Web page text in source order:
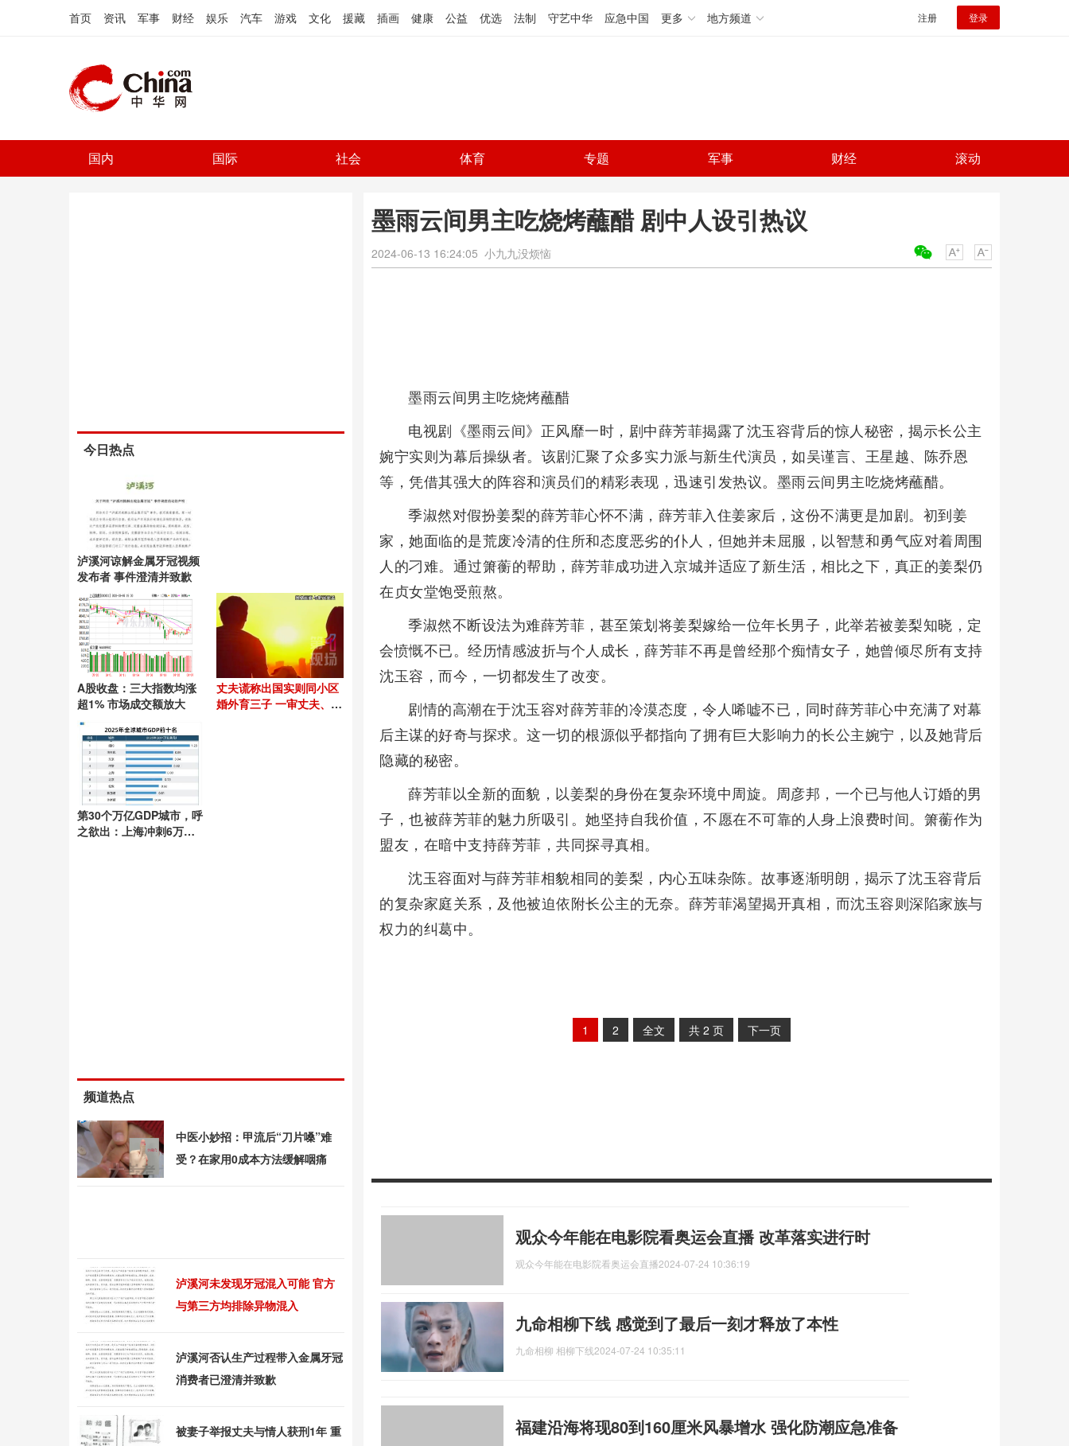
首页 资讯 军事 财经 娱乐 汽车 游戏 文化 援藏 插画 健康 公益 优选 法制 守艺中华 应急中国 更多 地方频道 注册 登录
国内 国际 社会 体育 专题 军事 财经 滚动
墨雨云间男主吃烧烤蘸醋 剧中人设引热议
2024-06-13 16:24:05 小九九没烦恼
墨雨云间男主吃烧烤蘸醋
电视剧《墨雨云间》正风靡一时，剧中薛芳菲揭露了沈玉容背后的惊人秘密，揭示长公主
婉宁实则为幕后操纵者。该剧汇聚了众多实力派与新生代演员，如吴谨言、王星越、陈乔恩
等，凭借其强大的阵容和演员们的精彩表现，迅速引发热议。墨雨云间男主吃烧烤蘸醋。
季淑然对假扮姜梨的薛芳菲心怀不满，薛芳菲入住姜家后，这份不满更是加剧。初到姜
家，她面临的是荒废冷清的住所和态度恶劣的仆人，但她并未屈服，以智慧和勇气应对着周围
人的刁难。通过箫蘅的帮助，薛芳菲成功进入京城并适应了新生活，相比之下，真正的姜梨仍
在贞女堂饱受煎熬。
季淑然不断设法为难薛芳菲，甚至策划将姜梨嫁给一位年长男子，此举若被姜梨知晓，定
会愤慨不已。经历情感波折与个人成长，薛芳菲不再是曾经那个痴情女子，她曾倾尽所有支持
沈玉容，而今，一切都发生了改变。
剧情的高潮在于沈玉容对薛芳菲的冷漠态度，令人唏嘘不已，同时薛芳菲心中充满了对幕
后主谋的好奇与探求。这一切的根源似乎都指向了拥有巨大影响力的长公主婉宁，以及她背后
隐藏的秘密。
薛芳菲以全新的面貌，以姜梨的身份在复杂环境中周旋。周彦邦，一个已与他人订婚的男
子，也被薛芳菲的魅力所吸引。她坚持自我价值，不愿在不可靠的人身上浪费时间。箫蘅作为
盟友，在暗中支持薛芳菲，共同探寻真相。
沈玉容面对与薛芳菲相貌相同的姜梨，内心五味杂陈。故事逐渐明朗，揭示了沈玉容背后
的复杂家庭关系，及他被迫依附长公主的无奈。薛芳菲渴望揭开真相，而沈玉容则深陷家族与
权力的纠葛中。
1 2 全文 共 2 页 下一页
观众今年能在电影院看奥运会直播 改革落实进行时
观众今年能在电影院看奥运会直播2024-07-24 10:36:19
九命相柳下线 感觉到了最后一刻才释放了本性
九命相柳 相柳下线2024-07-24 10:35:11
福建沿海将现80到160厘米风暴增水 强化防潮应急准备
今日热点
泸溪河谅解金属牙冠视频
发布者 事件澄清并致歉
A股收盘：三大指数均涨
超1% 市场成交额放大
丈夫谎称出国实则同小区
婚外育三子 一审丈夫、第
第30个万亿GDP城市，呼
之欲出：上海冲刺6万亿
频道热点
中医小妙招：甲流后“刀片嗓”难
受？在家用0成本方法缓解咽痛
泸溪河未发现牙冠混入可能 官方
与第三方均排除异物混入
泸溪河否认生产过程带入金属牙冠
消费者已澄清并致歉
被妻子举报丈夫与情人获刑1年 重